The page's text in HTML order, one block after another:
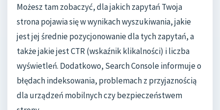
Możesz tam zobaczyć, dla jakich zapytań Twoja
strona pojawia się w wynikach wyszukiwania, jakie
jest jej średnie pozycjonowanie dla tych zapytań, a
także jakie jest CTR (wskaźnik klikalności) i liczba
wyświetleń. Dodatkowo, Search Console informuje o
błędach indeksowania, problemach z przyjaznością
dla urządzeń mobilnych czy bezpieczeństwem